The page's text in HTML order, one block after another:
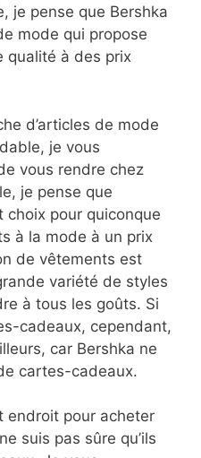
je pense que Bershka
mode qui propose
qualité à des prix
d’articles de mode
je vous
vous rendre chez
je pense que
choix pour quiconque
à la mode à un prix
de vêtements est
variété de styles
à tous les goûts. Si
cadeaux, cependant,
car Bershka ne
cartes-cadeaux.
endroit pour acheter
suis pas sûre qu’ils